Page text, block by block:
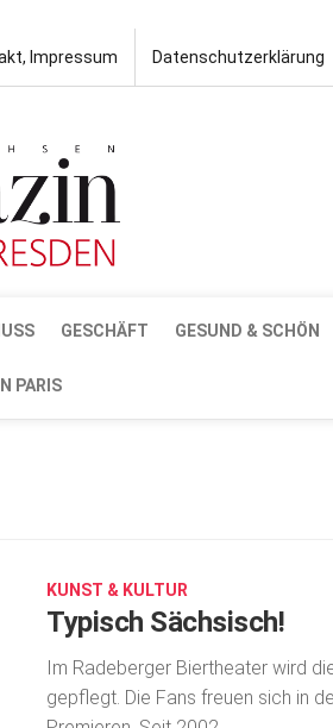
Impressum Datenschutzerklärung
GESCHÄFT GESUND & SCHÖN
PARIS
KUNST & KULTUR
Typisch Sächsisch!
Im Radeberger Biertheater wird
gepflegt. Die Fans freuen sich in